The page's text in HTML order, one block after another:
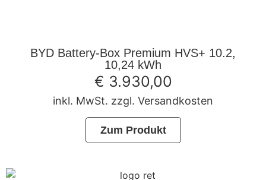
BYD Battery-Box Premium HVS+ 10.2,
10,24 kWh
€ 3.930,00
inkl. MwSt. zzgl. Versandkosten
Zum Produkt